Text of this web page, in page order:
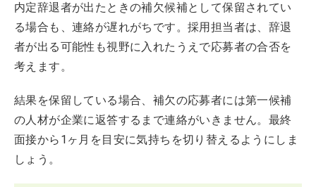
内定辞退者が出たときの補欠候補として保留されてい
る場合も、連絡が遅れがちです。採用担当者は、辞退
者が出る可能性も視野に入れたうえで応募者の合否を
考えます。
結果を保留している場合、補欠の応募者には第一候補
の人材が企業に返答するまで連絡がいきません。最終
面接から1ヶ月を目安に気持ちを切り替えるようにしま
しょう。